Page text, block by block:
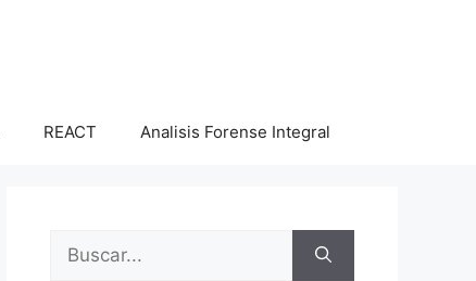
REACT Analisis Forense Integral
Buscar: